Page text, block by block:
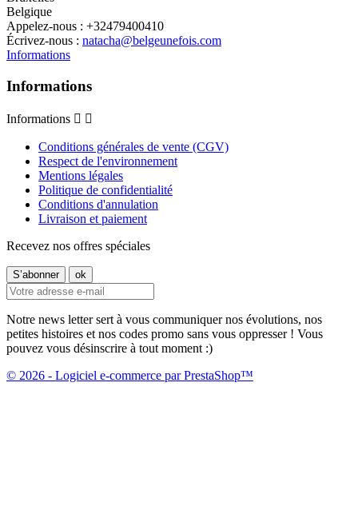
Belgique
Appelez-nous : +32479400410
Écrivez-nous : natacha@belgeunefois.com
Informations
Informations
Informations  
Conditions générales de vente (CGV)
Respect de l'environnement
Mentions légales
Politique de confidentialité
Conditions d'annulation
Livraison et paiement
Recevez nos offres spéciales
Notre news letter sert à vous communiquer nos évolutions, nos
petites histoires et nos codes promo sans vous oppresser ! Vous
pouvez vous désinscrire à tout moment :)
© 2026 - Logiciel e-commerce par PrestaShop™